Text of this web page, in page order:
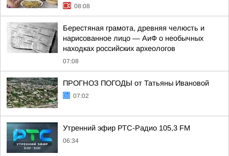
08:08
Берестяная грамота, древняя челюсть и
нарисованное лицо — АиФ о необычных
находках российских археологов
07:08
ПРОГНОЗ ПОГОДЫ от Татьяны Ивановой
07:02
Утренний эфир РТС-Радио 105,3 FM
06:34